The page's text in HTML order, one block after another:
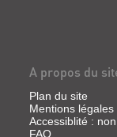
A propos du
Plan du site
Mentions légales
Accessiblité :
FAQ